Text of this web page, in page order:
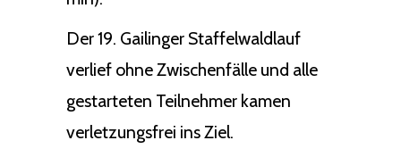
Der 19. Gailinger Staffelwaldlauf
verlief ohne Zwischenfälle und alle
gestarteten Teilnehmer kamen
verletzungsfrei ins Ziel.